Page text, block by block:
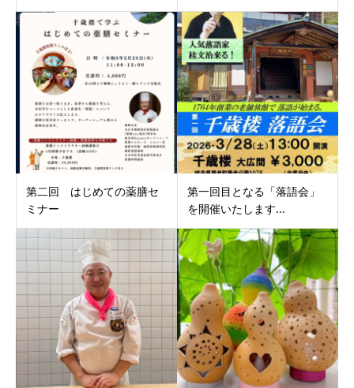
第二回 はじめての薬膳セ
ミナー
第一回目となる「落語会」
を開催いたします...